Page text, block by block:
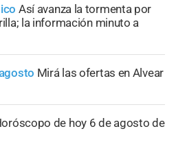
Así avanza la tormenta por
la información minuto a
Mirá las ofertas en Alvear
de hoy 6 de agosto de